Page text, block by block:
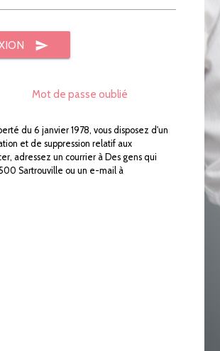
send
Mot de passe oublié
du 6 janvier 1978, vous disposez d'un
et de suppression relatif aux
adressez un courrier à Des gens qui
Sartrouville ou un e-mail à